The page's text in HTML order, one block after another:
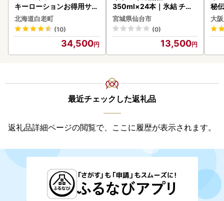
キーローションお得用サイ
ズ 380ml 2本セット CH21
0
北海道白老町
(10)
34,500
350ml×24本｜氷結 チュ
ーハイ 仙台市
宮城県仙台市
(0)
13,500
秘
焼
大
最近チェックした返礼品
返礼品詳細ページの閲覧で、ここに履歴が表示されます。